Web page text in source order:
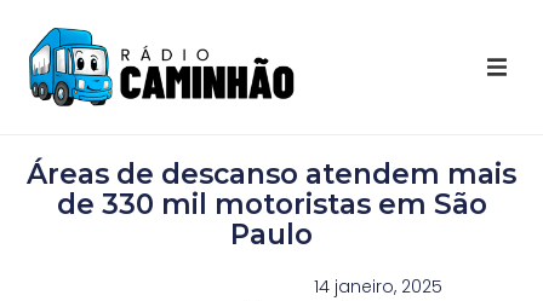
Destaques Youtube
Áreas de descanso atendem mais
de 330 mil motoristas em São
Paulo
14 janeiro, 2025